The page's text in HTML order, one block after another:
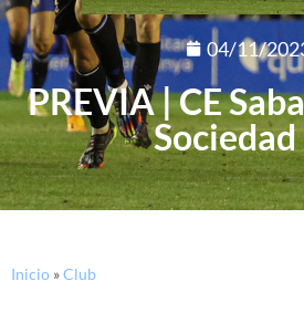
04/11/
PREVIA | CE
Sociedad
Inicio »Club